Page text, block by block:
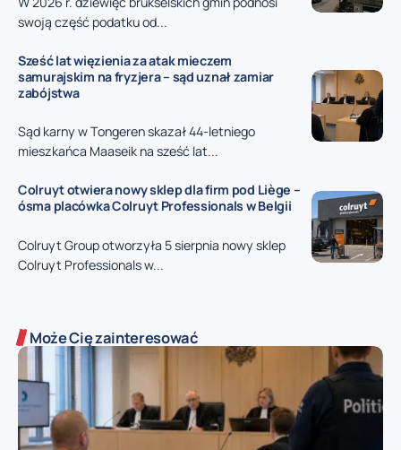
swoją część podatku od...
Sześć lat więzienia za atak mieczem
samurajskim na fryzjera – sąd uznał zamiar
zabójstwa
Sąd karny w Tongeren skazał 44-letniego
mieszkańca Maaseik na sześć lat...
Colruyt otwiera nowy sklep dla firm pod Liège –
ósma placówka Colruyt Professionals w Belgii
Colruyt Group otworzyła 5 sierpnia nowy sklep
Colruyt Professionals w...
Może Cię zainteresować